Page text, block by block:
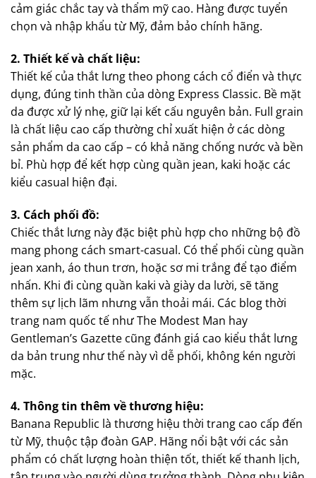
cảm giác chắc tay và thẩm mỹ cao. Hàng được tuyển
chọn và nhập khẩu từ Mỹ, đảm bảo chính hãng.
2. Thiết kế và chất liệu:
Thiết kế của thắt lưng theo phong cách cổ điển và thực
dụng, đúng tinh thần của dòng Express Classic. Bề mặt
da được xử lý nhẹ, giữ lại kết cấu nguyên bản. Full grain
là chất liệu cao cấp thường chỉ xuất hiện ở các dòng
sản phẩm da cao cấp – có khả năng chống nước và bền
bỉ. Phù hợp để kết hợp cùng quần jean, kaki hoặc các
kiểu casual hiện đại.
3. Cách phối đồ:
Chiếc thắt lưng này đặc biệt phù hợp cho những bộ đồ
mang phong cách smart-casual. Có thể phối cùng quần
jean xanh, áo thun trơn, hoặc sơ mi trắng để tạo điểm
nhấn. Khi đi cùng quần kaki và giày da lười, sẽ tăng
thêm sự lịch lãm nhưng vẫn thoải mái. Các blog thời
trang nam quốc tế như The Modest Man hay
Gentleman’s Gazette cũng đánh giá cao kiểu thắt lưng
da bản trung như thế này vì dễ phối, không kén người
mặc.
4. Thông tin thêm về thương hiệu:
Banana Republic là thương hiệu thời trang cao cấp đến
từ Mỹ, thuộc tập đoàn GAP. Hãng nổi bật với các sản
phẩm có chất lượng hoàn thiện tốt, thiết kế thanh lịch,